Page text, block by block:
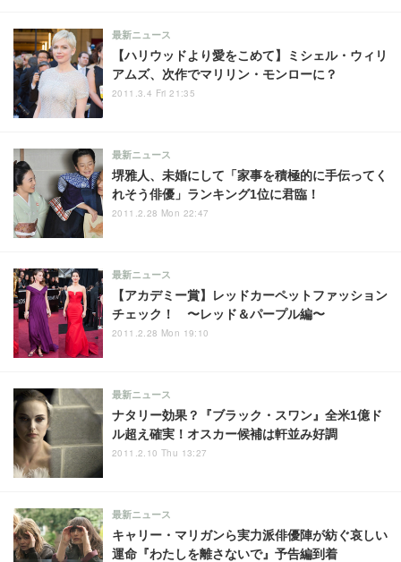
【ハリウッドより愛をこめて】ミシェル・ウィリ
アムズ、次作でマリリン・モンローに？
最新ニュース
2011.3.4 Fri 21:35
堺雅人、未婚にして「家事を積極的に手伝ってく
れそう俳優」ランキング1位に君臨！
最新ニュース
2011.2.28 Mon 22:47
【アカデミー賞】レッドカーペットファッション
チェック！ 〜レッド＆パープル編〜
最新ニュース
2011.2.28 Mon 19:10
ナタリー効果？『ブラック・スワン』全米1億ド
ル超え確実！オスカー候補は軒並み好調
最新ニュース
2011.2.10 Thu 13:27
キャリー・マリガンら実力派俳優陣が紡ぐ哀しい
運命『わたしを離さないで』予告編到着
最新ニュース